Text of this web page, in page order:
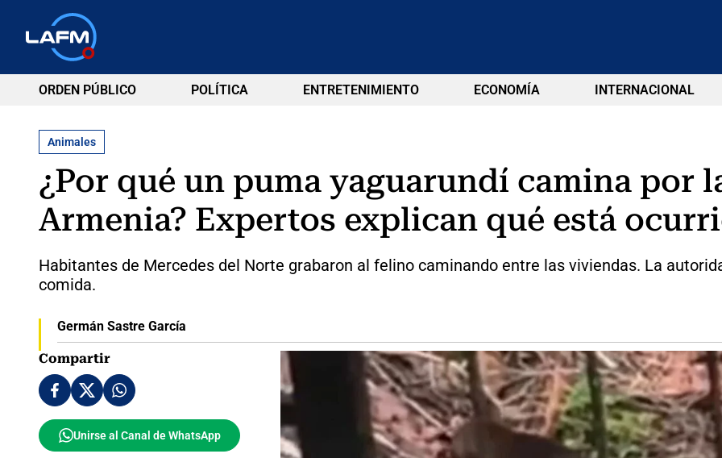
ORDEN PÚBLICO POLÍTICA ENTRETENIMIENTO ECONOMÍA INTERNACIONAL
Animales
¿Por qué un puma yaguarundí camina por
Armenia? Expertos explican qué está
Habitantes de Mercedes del Norte grabaron al felino caminando entre las viviendas. La
comida.
Germán Sastre García
Compartir
Unirse al Canal de WhatsApp